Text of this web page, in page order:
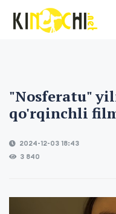
"Nosferatu"
qo'rqinchli
2024-12-03 18:43
3 840